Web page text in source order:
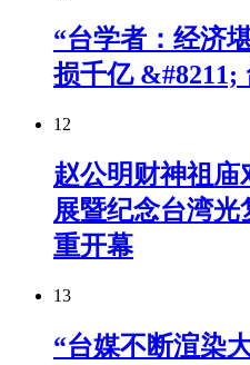
“台学者：经济
损千亿 &#8211;
12
赵公明财神祖庙
展暨纪念台湾光
重开幕
13
“台媒不断渲染